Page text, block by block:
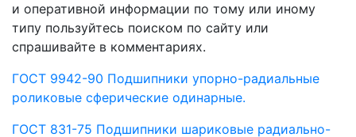
и оперативной информации по тому или иному
типу пользуйтесь поиском по сайту или
спрашивайте в комментариях.
ГОСТ 9942-90 Подшипники упорно-радиальные
роликовые сферические одинарные.
ГОСТ 831-75 Подшипники шариковые радиально-